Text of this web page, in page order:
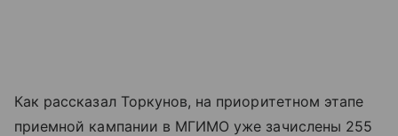
Как рассказал Торкунов, на приоритетном этапе
приемной кампании в МГИМО уже зачислены 255